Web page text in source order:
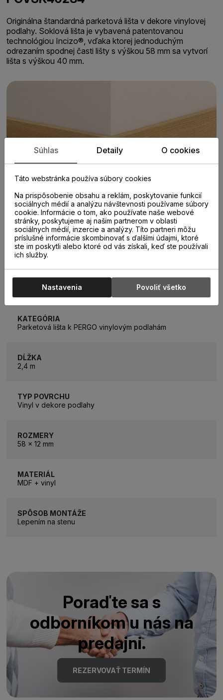
Originálna štandardná parketová lišta v dekore vinylovej
podlahy. Soklová lišta je vybavená patentovanou
technológiou Incizo®, vďaka ktorej jednoduchým
odrezaním spodnej časti lišty s výškou 58 mm sa vytvorí
lišta s výškou 40 mm.
PARAMETRE
KATEGÓRIA
Parketová lišta k PERGO vinylovým podlahám
DĹŽKA
2,4 m
TYP POVRCHU
Vinyl v dekore podlahy
ROZMERY
58 x 12 mm
MATERIÁL
MDF + vinyl
SPÔSOB MONTÁŽE
Lepením na stenu
Poraďte sa s
odborníkom u nás na
predajni.
REZERVOVAŤ TERMÍN
Súhlas Detaily O cookies
Táto webstránka používa súbory cookies
Na prispôsobenie obsahu a reklám, poskytovanie funkcií
sociálnych médií a analýzu návštevnosti používame súbory
cookie. Informácie o tom, ako používate naše webové
stránky, poskytujeme aj našim partnerom v oblasti
sociálnych médií, inzercie a analýzy. Títo partneri môžu
príslušné informácie skombinovať s ďalšími údajmi, ktoré
ste im poskytli alebo ktoré od vás získali, keď ste používali
ich služby.
Nastavenia Povoliť všetko